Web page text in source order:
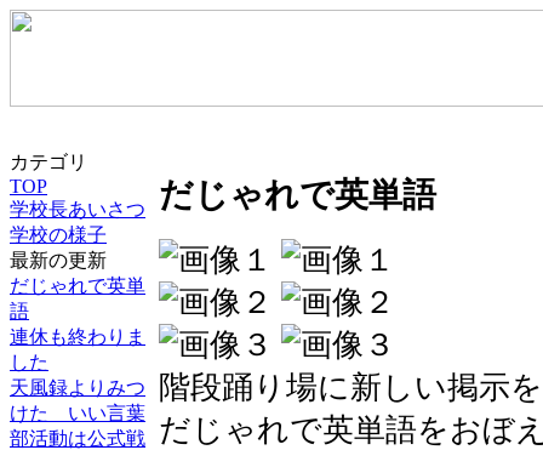
カテゴリ
TOP
学校長あいさつ
学校の様子
最新の更新
だじゃれで英単
語
連休も終わりま
した
天風録よりみつ
けた いい言葉
部活動は公式戦
だじゃれで英単語
階段踊り場に新しい掲示
だじゃれで英単語をおぼ